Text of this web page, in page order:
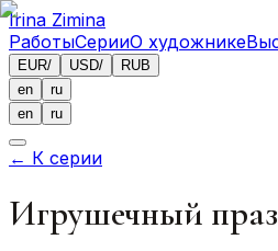
Irina Zimina
РаботыСерииО художнике
EUR/ USD/
RUB
en
ru
en
ru
← К серии
Игрушечный